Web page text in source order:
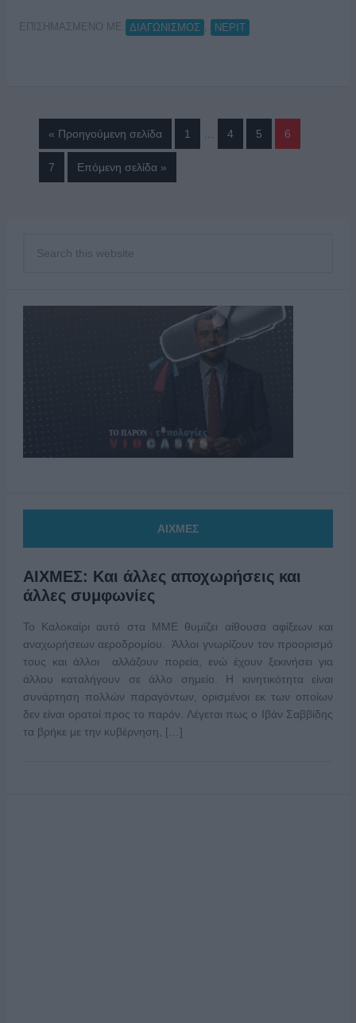
ΕΠΙΣΗΜΑΣΜΕΝΟ ΜΕ: ΔΙΑΓΩΝΙΣΜΟΣ ΝΕΡΙΤ
« Προηγούμενη σελίδα 1 4 5 6
7 Επόμενη σελίδα »
ΑΙΧΜΕΣ
ΑΙΧΜΕΣ: Και άλλες αποχωρήσεις και
άλλες συμφωνίες
Το Καλοκαίρι αυτό στα ΜΜΕ θυμίζει αίθουσα αφίξεων και
αναχωρήσεων αεροδρομίου. Άλλοι γνωρίζουν τον προορισμό
τους και άλλοι αλλάζουν πορεία, ενώ έχουν ξεκινήσει για
άλλου καταλήγουν σε άλλο σημείο. Η κινητικότητα είναι
συνάρτηση πολλών παραγόντων, ορισμένοι εκ των οποίων
δεν είναι ορατοί προς το παρόν. Λέγεται πως ο Ιβάν Σαββίδης
τα βρήκε με την κυβέρνηση, […]